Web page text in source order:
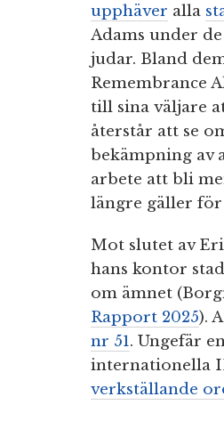
upphäver alla
Adams under
judar. Bland
Remembrance
till sina väljare
återstår att se
bekämpning av
arbete att bli
längre gäller för
Mot slutet av
hans kontor
om ämnet
Rapport 2025).
nr 51. Ungefär
internationella
verkställande